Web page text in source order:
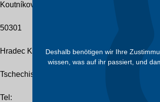
Koutníkova 208/12
50301
Hradec Králové
Tschechische Republik
Tel :
Deshalb benötigen wir Ihre
wissen, was auf ihr passiert, und